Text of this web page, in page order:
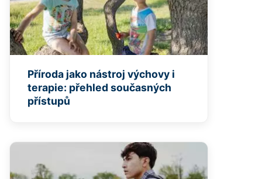
Příroda jako nástroj výchovy i
terapie: přehled současných
přístupů